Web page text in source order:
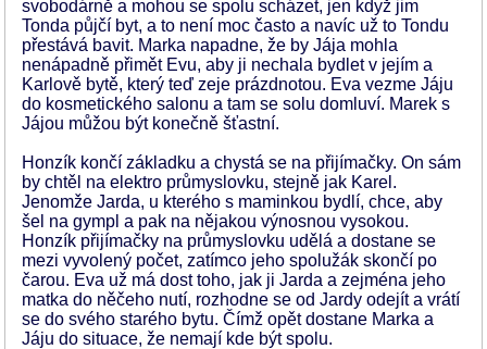
svobodárně a mohou se spolu scházet, jen když jim
Tonda půjčí byt, a to není moc často a navíc už to Tondu
přestává bavit. Marka napadne, že by Jája mohla
nenápadně přimět Evu, aby ji nechala bydlet v jejím a
Karlově bytě, který teď zeje prázdnotou. Eva vezme Jáju
do kosmetického salonu a tam se solu domluví. Marek s
Jájou můžou být konečně šťastní.
Honzík končí základku a chystá se na přijímačky. On sám
by chtěl na elektro průmyslovku, stejně jak Karel.
Jenomže Jarda, u kterého s maminkou bydlí, chce, aby
šel na gympl a pak na nějakou výnosnou vysokou.
Honzík přijímačky na průmyslovku udělá a dostane se
mezi vyvolený počet, zatímco jeho spolužák skončí po
čarou. Eva už má dost toho, jak ji Jarda a zejména jeho
matka do něčeho nutí, rozhodne se od Jardy odejít a vrátí
se do svého starého bytu. Čímž opět dostane Marka a
Jáju do situace, že nemají kde být spolu.